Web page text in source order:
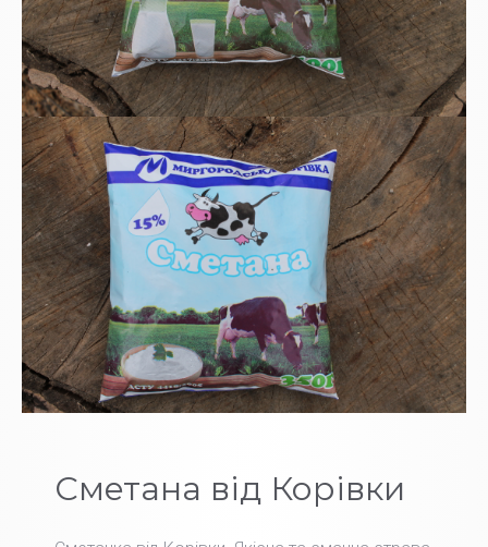
Сметана від Корівки